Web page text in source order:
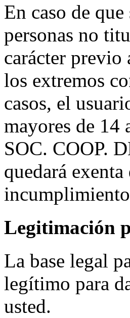
En caso de
personas no
carácter previo
los extremos
casos, el
mayores de 14
SOC. COOP.
quedará
Legitimación
La base legal
legítimo para
usted.